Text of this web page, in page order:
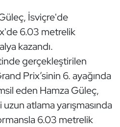
İsviçre'de
6.03 metrelik
kazandı.
gerçekleştirilen
Prix’sinin 6. ayağında
eden Hamza Güleç,
atlama yarışmasında
6.03 metrelik